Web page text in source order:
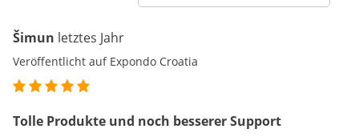
Šimun letztes Jahr
Veröffentlicht auf Expondo Croatia
Tolle Produkte und noch besserer Support